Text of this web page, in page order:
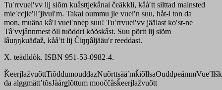
Tuʹrrvueiʹvv lij siõm kuâsttjekânai čeäkkli, kååʹtt silttad mainsted
mieʹccjieʹllʼjivuiʹm. Takai oummu jie vueiʹn suu, håt-i ton da
mon, muäna kâʹl vueiʹnnep suu! Tuʹrrvueiʹvv jäälast koʹst-ne
Tâʹvvjânnmest õll tuõddri kõõskâst. Suu põrtt lij siõm
lâuŋŋkuäđaž, kååʹtt lij Čiŋŋâljääuʹr reeddast.
X. teädldõk. ISBN 951-53-0982-4.
ǨeerjlažvuõttTiõddumouddazNuõrttsääʹmǩiõllsaOuddpeâmm
da alggmättʼtõsJåårǥlõttum mooččâsǩeerjlažvuõtt